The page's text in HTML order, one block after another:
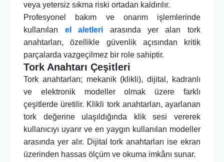
veya yetersiz sıkma riski ortadan kaldırılır.
Profesyonel bakım ve onarım işlemlerinde
kullanılan el aletleri arasında yer alan tork
anahtarları, özellikle güvenlik açısından kritik
parçalarda vazgeçilmez bir role sahiptir.
Tork Anahtarı Çeşitleri
Tork anahtarları; mekanik (klikli), dijital, kadranlı
ve elektronik modeller olmak üzere farklı
çeşitlerde üretilir. Klikli tork anahtarları, ayarlanan
tork değerine ulaşıldığında klik sesi vererek
kullanıcıyı uyarır ve en yaygın kullanılan modeller
arasında yer alır. Dijital tork anahtarları ise ekran
üzerinden hassas ölçüm ve okuma imkânı sunar.